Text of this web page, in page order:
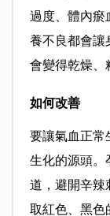
過度、體內瘀
養不良都會讓
會變得乾燥、
如何改善
要讓氣血正常
生化的源頭。
道，避開辛辣
取紅色、黑色